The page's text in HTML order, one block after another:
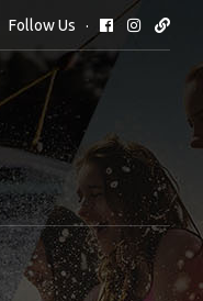
Follow Us